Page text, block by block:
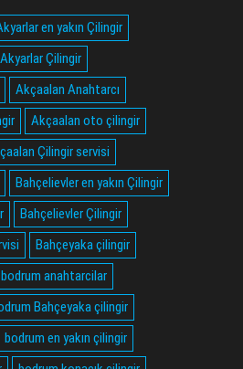
en yakın Çilingir
Akyarlar Çilingir
Akçaalan Anahtarcı
Akçaalan oto çilingir
Çilingir servisi
Bahçelievler en yakın Çilingir
Bahçelievler Çilingir
Bahçeyaka çilingir
bodrum anahtarcilar
Bahçeyaka çilingir
bodrum en yakın çilingir